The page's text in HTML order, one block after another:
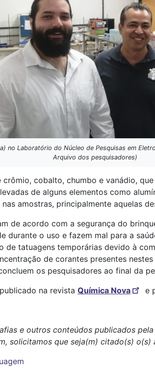
no Laboratório do Núcleo de Pesquisas em
Arquivo dos pesquisadores)
cobalto, chumbo e vanádio,
de alguns elementos como
amostras, principalmente aquelas
de acordo com a segurança do
o uso e fazem mal para a
de tatuagens temporárias devido à
de corantes presentes
os pesquisadores ao final da
na revista Química Nova e
e outros conteúdos publicados
solicitamos que seja(m) citado(s) o(s)